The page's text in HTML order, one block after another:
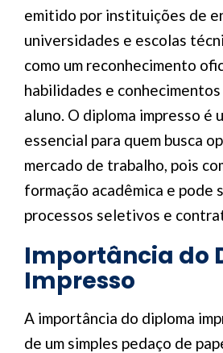
emitido por instituições de
universidades e escolas
como um reconhecimento
habilidades e
aluno. O diploma impresso é
essencial para quem busca
mercado de trabalho, pois
formação acadêmica e pode
processos seletivos e
Importância do
Impresso
A importância do diploma
de um simples pedaço de